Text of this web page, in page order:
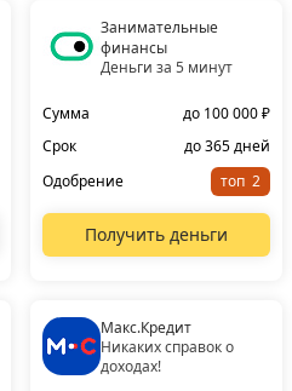
Занимательные
финансы
Деньги за 5 минут
Сумма
до 100 000 ₽
Срок
до 365 дней
Одобрение
топ
Получить деньги
Макс.Кредит
Никаких справок о
доходах!